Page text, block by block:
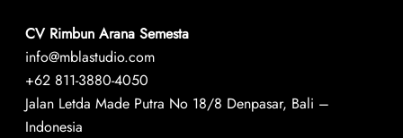
CV Rimbun Arana Semesta
info@mblastudio.com
+62 811-3880-4050
Jalan Letda Made Putra No 18/8 Denpasar, Bali –
Indonesia